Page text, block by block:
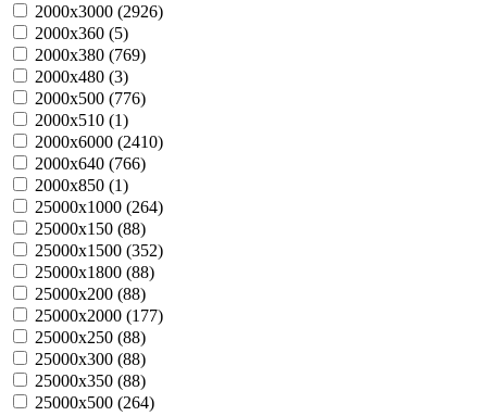
2000х3000 (2926)
2000х360 (5)
2000х380 (769)
2000х480 (3)
2000х500 (776)
2000х510 (1)
2000х6000 (2410)
2000х640 (766)
2000х850 (1)
25000х1000 (264)
25000х150 (88)
25000х1500 (352)
25000х1800 (88)
25000х200 (88)
25000х2000 (177)
25000х250 (88)
25000х300 (88)
25000х350 (88)
25000х500 (264)